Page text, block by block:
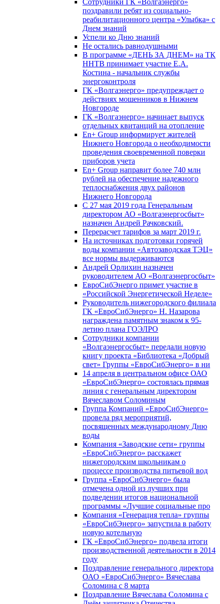
Сотрудники ГК «Волгаэнерго»
поздравили ребят из социально-
реабилитационного центра «Улыбка» с
Днем знаний
Успели ко Дню знаний
Не остались равнодушными
В программе «ДЕНЬ ЗА ДНЕМ» на ТК
ННТВ принимает участие Е.А.
Костина - начальник службы
энергоконтроля
ГК «Волгаэнерго» предупреждает о
действиях мошенников в Нижнем
Новгороде
ГК «Волгаэнерго» начинает выпуск
отдельных квитанций на отопление
En+ Group информирует жителей
Нижнего Новгорода о необходимости
проведения своевременной поверки
приборов учета
En+ Group направит более 740 млн
рублей на обеспечение надежного
теплоснабжения двух районов
Нижнего Новгорода
С 27 мая 2019 года Генеральным
директором АО «Волгаэнергосбыт»
назначен Андрей Рачковский.
Перерасчет тарифов за март 2019 г.
На источниках подготовки горячей
воды компании «Автозаводская ТЭЦ»
все нормы выдерживаются
Андрей Орлихин назначен
руководителем АО «Волгаэнергосбыт»
ЕвроСибЭнерго примет участие в
«Российской Энергетической Неделе»
Руководитель нижегородского филиала
ГК «ЕвроСибЭнерго» Н. Назарова
награждена памятным знаком к 95-
летию плана ГОЭЛРО
Сотрудники компании
«Волгаэнергосбыт» передали новую
книгу проекта «Библиотека «Добрый
свет» Группы «ЕвроСибЭнерго» в ни
14 апреля в центральном офисе ОАО
«ЕвроСибЭнерго» состоялась прямая
линия с генеральным директором
Вячеславом Соломиным
Группа Компаний «ЕвроСибЭнерго»
провела ряд мероприятий,
посвященных международному Дню
воды
Компания «Заводские сети» группы
«ЕвроСибЭнерго» расскажет
нижегородским школьникам о
процессе производства питьевой вод
Группа «ЕвроСибЭнерго» была
отмечена одной из лучших при
подведении итогов национальной
программы «Лучшие социальные про
Компания «Генерация тепла» группы
«ЕвроСибЭнерго» запустила в работу
новую котельную
ГК «ЕвроСибЭнерго» подвела итоги
производственной деятельности в 2014
году
Поздравление генерального директора
ОАО «ЕвроСибЭнерго» Вячеслава
Соломина с 8 марта
Поздравление Вячеслава Соломина с